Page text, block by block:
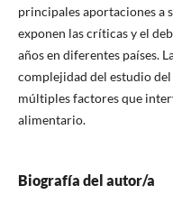
principales aportaciones a
exponen las críticas y el
años en diferentes países.
complejidad del estudio
múltiples factores que
alimentario.
Biografía del autor/a